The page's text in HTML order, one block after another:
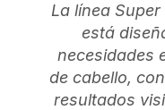
La línea
está
necesidades
de cabello,
resultados